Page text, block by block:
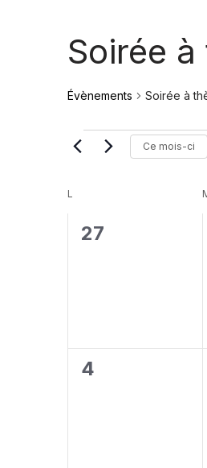
Soirée
Évènements Soirée à
Ce mois-ci
Calendrier
de
L
0
27
0
4